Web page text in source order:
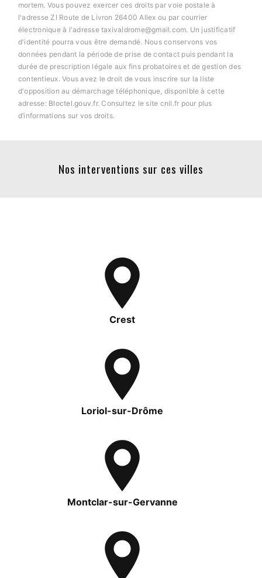
mortem. Vous pouvez exercer ces droits par voie postale à
l'adresse ZI Route de Livron 26400 Allex ou par courrier
électronique à l'adresse taxivaldrome@gmail.com. Un justificatif
d'identité pourra vous être demandé. Nous conservons vos
données pendant la période de prise de contact puis pendant la
durée de prescription légale aux fins probatoires et de gestion des
contentieux. Vous avez le droit de vous inscrire sur la liste
d'opposition au démarchage téléphonique, disponible à cette
adresse: Bloctel.gouv.fr. Consultez le site cnil.fr pour plus
d’informations sur vos droits.
Nos interventions sur ces villes
Crest
Loriol-sur-Drôme
Montclar-sur-Gervanne